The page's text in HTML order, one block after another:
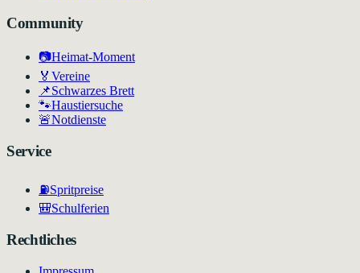
Community
📷Heimat-Moment
🏅 Vereine
📌Schwarzes Brett
🐾Haustiersuche
🚨Notdienste
Service
⛽Spritpreise
🎒Schulferien
Rechtliches